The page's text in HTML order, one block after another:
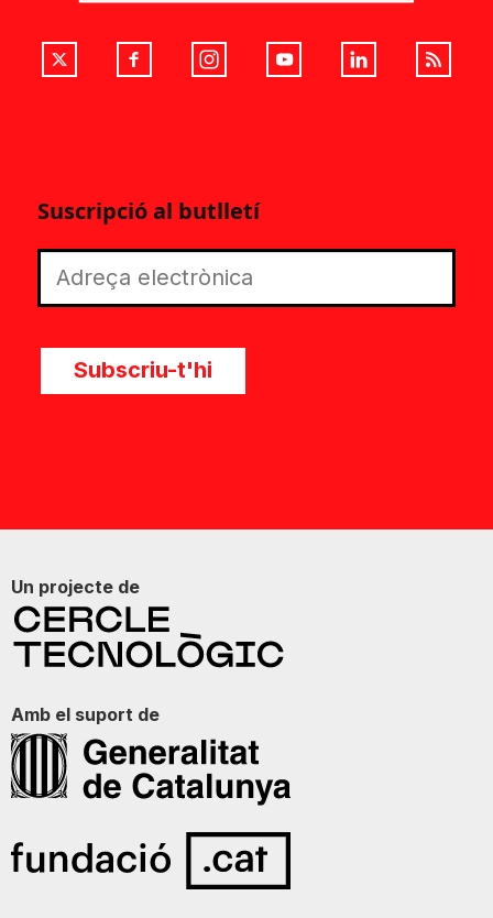
Suscripció al butlletí
Subscriu-t'hi
Un projecte de
Amb el suport de